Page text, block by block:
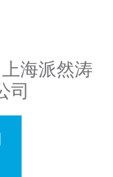
上海派然涛
司